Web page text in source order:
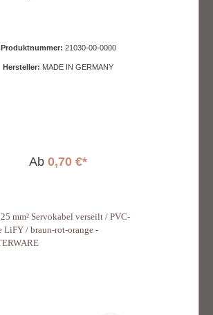
Produktnummer: 21030-00-0000
Hersteller: MADE IN GERMANY
Ab 0,70 €*